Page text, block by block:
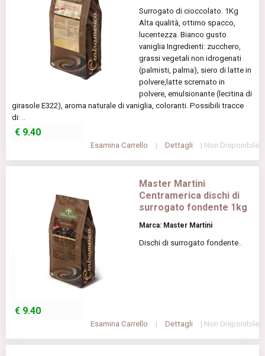
Surrogato di cioccolato. 1Kg
Alta qualità, ottimo spacco,
lucentezza. Bianco gusto
vaniglia Ingredienti: zucchero,
grassi vegetali non idrogenati
(palmisti, palma), siero di latte in
polvere,latte scremato in
polvere, emulsionante (lecitina di
girasole E322), aroma naturale di vaniglia, coloranti. Possibili tracce
di: ..
€ 9.40
Esamina Carrello | Dettagli | Non Disponibile
Master Martini
Centramerica dischi di
surrogato fondente 1kg
Marca: Master Martini
Dischi di surrogato fondente..
€ 9.40
Esamina Carrello | Dettagli | Non Disponibile